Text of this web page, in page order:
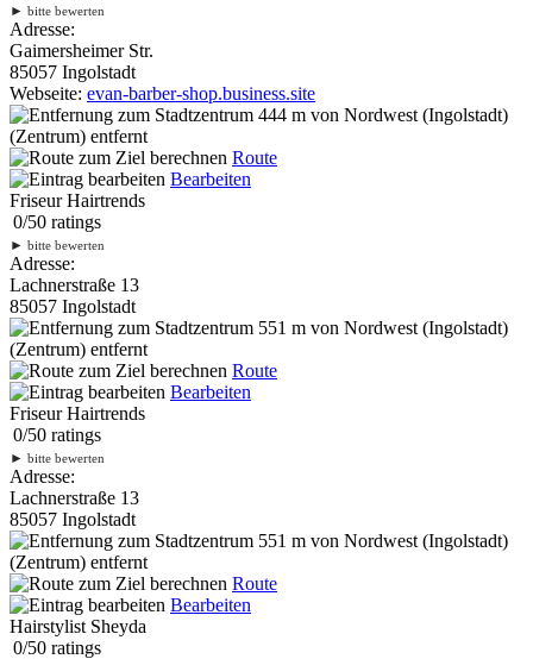
► bitte bewerten
Adresse:
Gaimersheimer Str.
85057 Ingolstadt
Webseite: evan-barber-shop.business.site
444 m von Nordwest (Ingolstadt)
(Zentrum) entfernt
Route
Bearbeiten
Friseur Hairtrends
0/50 ratings
► bitte bewerten
Adresse:
Lachnerstraße 13
85057 Ingolstadt
551 m von Nordwest (Ingolstadt)
(Zentrum) entfernt
Route
Bearbeiten
Friseur Hairtrends
0/50 ratings
► bitte bewerten
Adresse:
Lachnerstraße 13
85057 Ingolstadt
551 m von Nordwest (Ingolstadt)
(Zentrum) entfernt
Route
Bearbeiten
Hairstylist Sheyda
0/50 ratings